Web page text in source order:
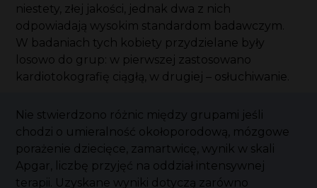
niestety, złej jakości, jednak dwa z nich
odpowiadają wysokim standardom badawczym.
W badaniach tych kobiety przydzielane były
losowo do grup: w pierwszej zastosowano
kardiotokografię ciągłą, w drugiej – osłuchiwanie.
Nie stwierdzono różnic między grupami jeśli
chodzi o umieralność okołoporodową, mózgowe
porażenie dziecięce, zamartwicę, wynik w skali
Apgar, liczbę przyjęć na oddział intensywnej
terapii. Uzyskane wyniki dotyczą zarówno